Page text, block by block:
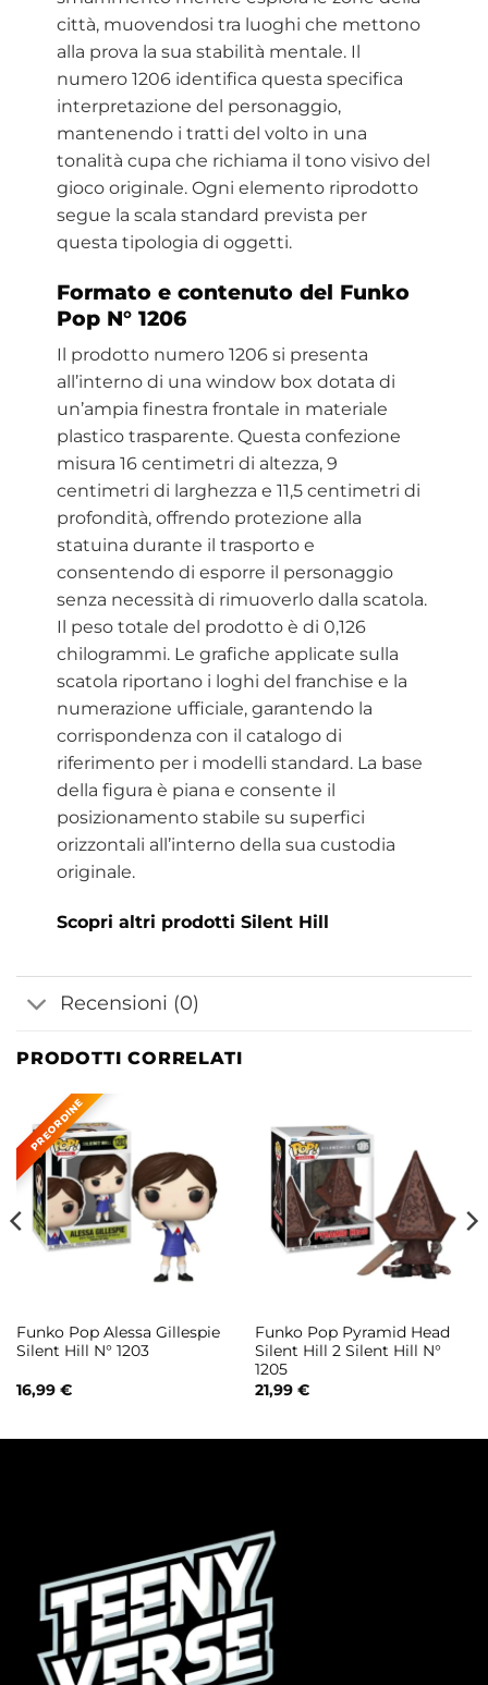
città, muovendosi tra luoghi che mettono
alla prova la sua stabilità mentale. Il
numero 1206 identifica questa specifica
interpretazione del personaggio,
mantenendo i tratti del volto in una
tonalità cupa che richiama il tono visivo del
gioco originale. Ogni elemento riprodotto
segue la scala standard prevista per
questa tipologia di oggetti.
Formato e contenuto del Funko
Pop N° 1206
Il prodotto numero 1206 si presenta
all’interno di una window box dotata di
un’ampia finestra frontale in materiale
plastico trasparente. Questa confezione
misura 16 centimetri di altezza, 9
centimetri di larghezza e 11,5 centimetri di
profondità, offrendo protezione alla
statuina durante il trasporto e
consentendo di esporre il personaggio
senza necessità di rimuoverlo dalla scatola.
Il peso totale del prodotto è di 0,126
chilogrammi. Le grafiche applicate sulla
scatola riportano i loghi del franchise e la
numerazione ufficiale, garantendo la
corrispondenza con il catalogo di
riferimento per i modelli standard. La base
della figura è piana e consente il
posizionamento stabile su superfici
orizzontali all’interno della sua custodia
originale.
Scopri altri prodotti Silent Hill
Recensioni (0)
PRODOTTI CORRELATI
Funko Pop Alessa Gillespie
Silent Hill N° 1203
16,99 €
Funko Pop Pyramid Head
Silent Hill 2 Silent Hill N°
1205
21,99 €